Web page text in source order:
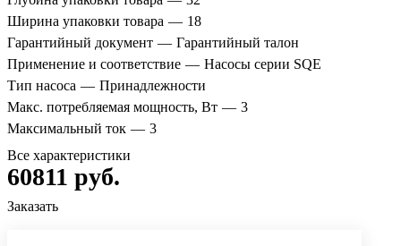
Ширина упаковки товара — 18
Гарантийный документ — Гарантийный талон
Применение и соответствие — Насосы серии SQE
Тип насоса — Принадлежности
Макс. потребляемая мощность, Вт — 3
Максимальный ток — 3
Все характеристики
60811 руб.
Заказать